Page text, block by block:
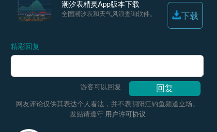
潮汐表精灵App版本下载
全国潮汐表和天气风浪查询软件。 下载
精彩回复
游客可以回复
网友评论仅供其表达个人看法，并不表明阳江钓鱼频道立场。
发贴请遵守 用户许可协议